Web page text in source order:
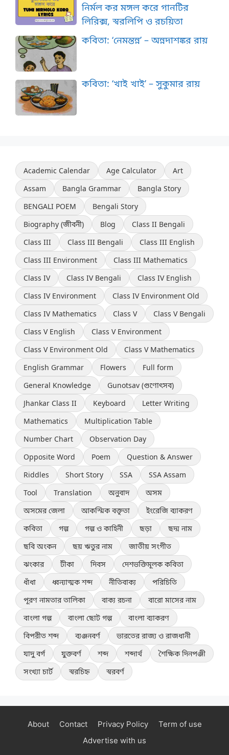
নির্মল কর মঙ্গল করে গানটির
লিরিক্স, স্বরলিপি ও রচয়িতা
কবিতা: ‘নেমন্তন্ন’ – অন্নদাশঙ্কর রায়
কবিতা: ‘খাই খাই’ – সুকুমার রায়
Academic Calendar Age Calculator
Art
Assam
Bangla Grammar
Bangla Story
BENGALI POEM
Bengali Story
Biography (জীবনী)
Blog
Class II Bengali
Class III
Class III Bengali
Class III English
Class III Environment
Class III Mathematics
Class IV
Class IV Bengali
Class IV English
Class IV Environment
Class IV Environment Old
Class IV Mathematics
Class V
Class V Bengali
Class V English
Class V Environment
Class V Environment Old
Class V Mathematics
English Grammar
Flowers
Full form
General Knowledge
Gunotsav (গুণোৎসব)
Jhankar Class II
Keyboard
Letter Writing
Mathematics
Multiplication Table
Number Chart
Observation Day
Opposite Word
Poem
Question & Answer
Riddles
Short Story SSA
SSA Assam
Tool
Translation অনুবাদ
অসম
অসমের জেলা
আকস্মিক বক্তৃতা
ইংরেজি ব্যাকরণ
কবিতা
গল্প গল্প ও কাহিনী ছড়া
ছদ্ম নাম
ছবি অংকন
ছয় ঋতুর নাম
জাতীয় সংগীত
ঝংকার
টীকা দিবস
দেশভক্তিমূলক কবিতা
ধাঁধা
ধ্বন্যাত্মক শব্দ নীতিবাক্য
পরিচিতি
পূরণ নামতার তালিকা
বাক্য রচনা
বারো মাসের নাম
বাংলা গল্প
বাংলা ছোট গল্প
বাংলা ব্যাকরণ
বিপরীত শব্দ
ব্যঞ্জনবর্ণ
ভারতের রাজ্য ও রাজধানী
যাদু বর্গ
যুক্তবর্ণ শব্দ শব্দার্থ
শৈক্ষিক দিনপঞ্জী
সংখ্যা চার্ট
স্বরচিহ্ন স্বরবর্ণ
About Contact Privacy Policy
Term of use
Advertise with us